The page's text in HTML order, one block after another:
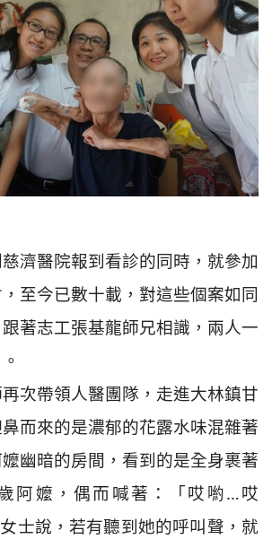
濟醫院報到看診的同時，就參加
至今已數十載，對這些個案如同
著志工張基龍師兄相識，兩人一
次帶領人醫團隊，走進大林鎮甘
而來的是濃郁的花露水味混雜著
幽暗的房間，看到的是全身裹著
阿嬤，偶而喊著：「哎喲…哎
士說，若有聽到她的呼叫聲，就